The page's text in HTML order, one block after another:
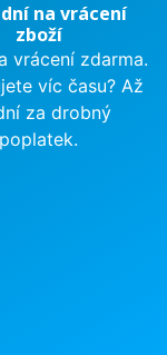
dní na vrácení
zboží
vrácení zdarma.
víc času? Až
za drobný
poplatek.